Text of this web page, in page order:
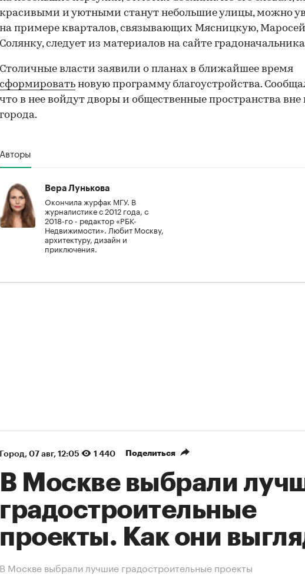
красивыми и уютными станут небольшие улицы, можно
на примере кварталов, связывающих Мясницкую,
Солянку, следует из материалов на сайте
Столичные власти заявили о планах в ближайшее время
сформировать новую программу благоустройства.
что в нее войдут дворы и общественные пространства вне
города.
Авторы
Вера Лунькова
Окончила журфак МГУ. В
журналистике с 2012 года, с
2018-го - редактор «РБК-
Недвижимости». Любит Москву,
архитектуру, дизайн и
приключения.
Город⁠, 07 авг, 12:05 1 440 Поделиться
В Москве выбрали
градостроительные
проекты. Как они
В Москве выбрали лучшие градостроительные проекты